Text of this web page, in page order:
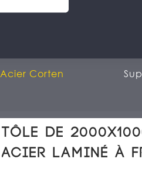
Acier Corten
Tôle de
acier laminé à